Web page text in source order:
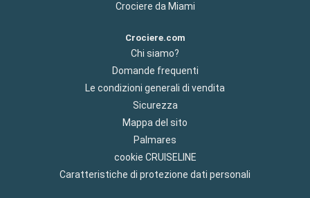
Crociere da Miami
Crociere.com
Chi siamo?
Domande frequenti
Le condizioni generali di vendita
Sicurezza
Mappa del sito
Palmares
cookie CRUISELINE
Caratteristiche di protezione dati personali